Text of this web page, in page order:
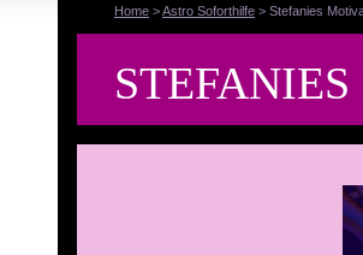
Home >Astro Soforthilfe > Stefanies